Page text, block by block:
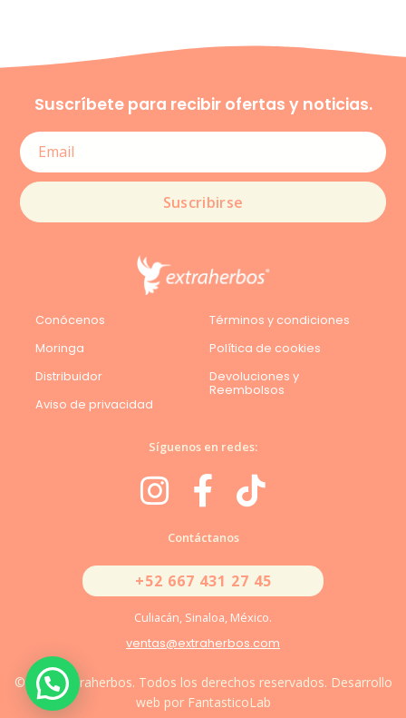
Suscríbete para recibir ofertas y noticias.
Suscribirse
Conócenos
Moringa
Distribuidor
Aviso de privacidad
Términos y condiciones
Política de cookies
Devoluciones y
Reembolsos
Síguenos en redes:
Contáctanos
+52 667 431 27 45
Culiacán, Sinaloa, México.
ventas@extraherbos.com
© 2026 Extraherbos. Todos los derechos reservados. Desarrollo
web por FantasticoLab